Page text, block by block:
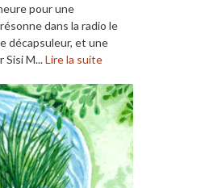
pour une
dans la radio le
décapsuleur, et une
Sisi M...Lire la suite